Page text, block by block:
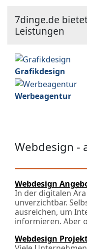
7dinge.de
Leistungen
Grafikdesign
Werbeagentur
Webdesign -
Webdesign
In der digitalen
unverzichtbar.
ausreichen, um
informieren. Aber
Webdesign